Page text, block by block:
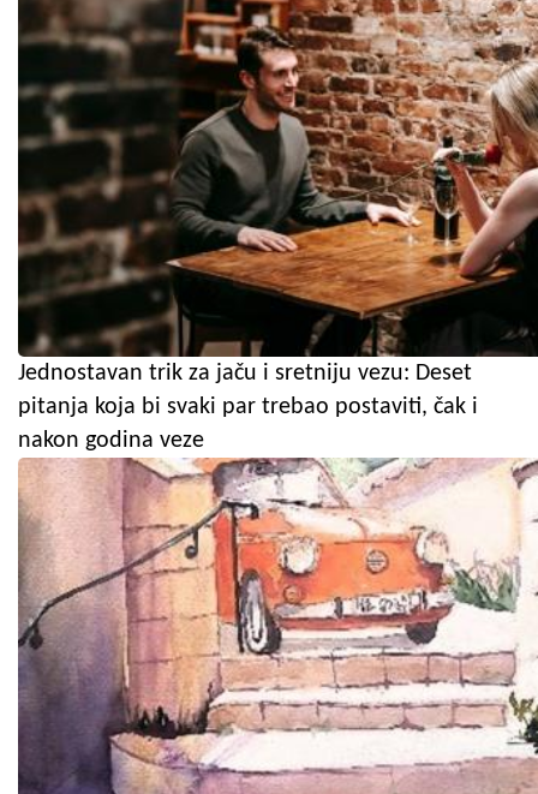
Jednostavan trik za jaču i sretniju vezu: Deset
pitanja koja bi svaki par trebao postaviti, čak i
nakon godina veze